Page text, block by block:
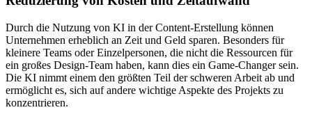
Durch die Nutzung von KI in der Content-Erstellung können
Unternehmen erheblich an Zeit und Geld sparen. Besonders für
kleinere Teams oder Einzelpersonen, die nicht die Ressourcen für
ein großes Design-Team haben, kann dies ein Game-Changer sein.
Die KI nimmt einem den größten Teil der schweren Arbeit ab und
ermöglicht es, sich auf andere wichtige Aspekte des Projekts zu
konzentrieren.